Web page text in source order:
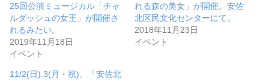
25回公演ミュージカル「チャ
ルダッシュの女王」が開催さ
れるみたい。
2019年11月18日
イベント
れる森の美女」が開催。安佐
北区民文化センターにて。
2018年11月23日
イベント
11/2(日).3(月・祝)、「安佐北